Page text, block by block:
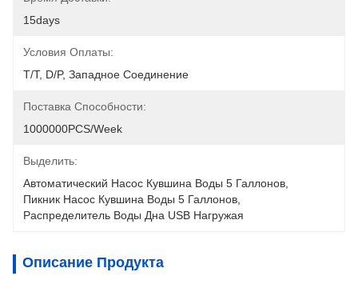
15days
Условия Оплаты:
T/T, D/P, Западное Соединение
Поставка Способности:
1000000PCS/Week
Выделить:
Автоматический Насос Кувшина Воды 5 Галлонов
Пикник Насос Кувшина Воды 5 Галлонов
Распределитель Воды Дна USB Нагружая
Описание Продукта